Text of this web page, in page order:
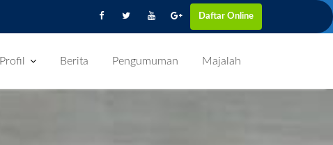
Daftar Online
Profil Berita Pengumuman Majalah